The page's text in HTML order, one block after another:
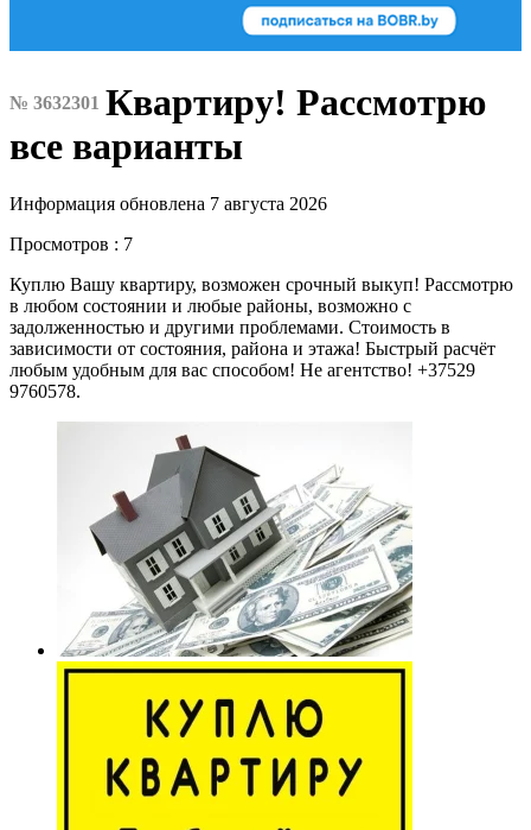
№ 3632301 Квартиру! Рассмотрю
все варианты
Информация обновлена 7 августа 2026
Просмотров : 7
Куплю Вашу квартиру, возможен срочный выкуп! Рассмотрю
в любом состоянии и любые районы, возможно с
задолженностью и другими проблемами. Стоимость в
зависимости от состояния, района и этажа! Быстрый расчёт
любым удобным для вас способом! Не агентство! +37529
9760578.